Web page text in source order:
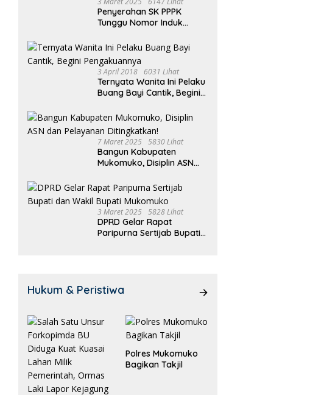
Penyerahan SK PPPK
Tunggu Nomor Induk
3 April 2018 6031 Lihat
Ternyata Wanita Ini Pelaku
Buang Bayi Cantik, Begini
7 Maret 2025 5830 Lihat
Bangun Kabupaten
Mukomuko, Disiplin ASN
Ditingkatkan!
3 Maret 2025 5828 Lihat
DPRD Gelar Rapat
Paripurna Sertijab Bupati
Hukum & Peristiwa
Polres Mukomuko
Bagikan Takjil